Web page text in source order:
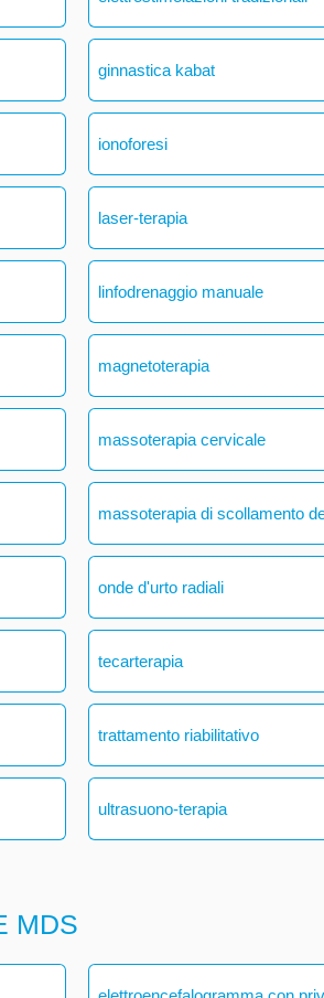
ginnastica kabat
ionoforesi
laser-terapia
linfodrenaggio manuale
magnetoterapia
massoterapia cervicale
massoterapia di scollamento
onde d'urto radiali
tecarterapia
trattamento riabilitativo
ultrasuono-terapia
MDS